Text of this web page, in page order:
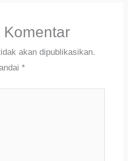
akan dipublikasikan.
*